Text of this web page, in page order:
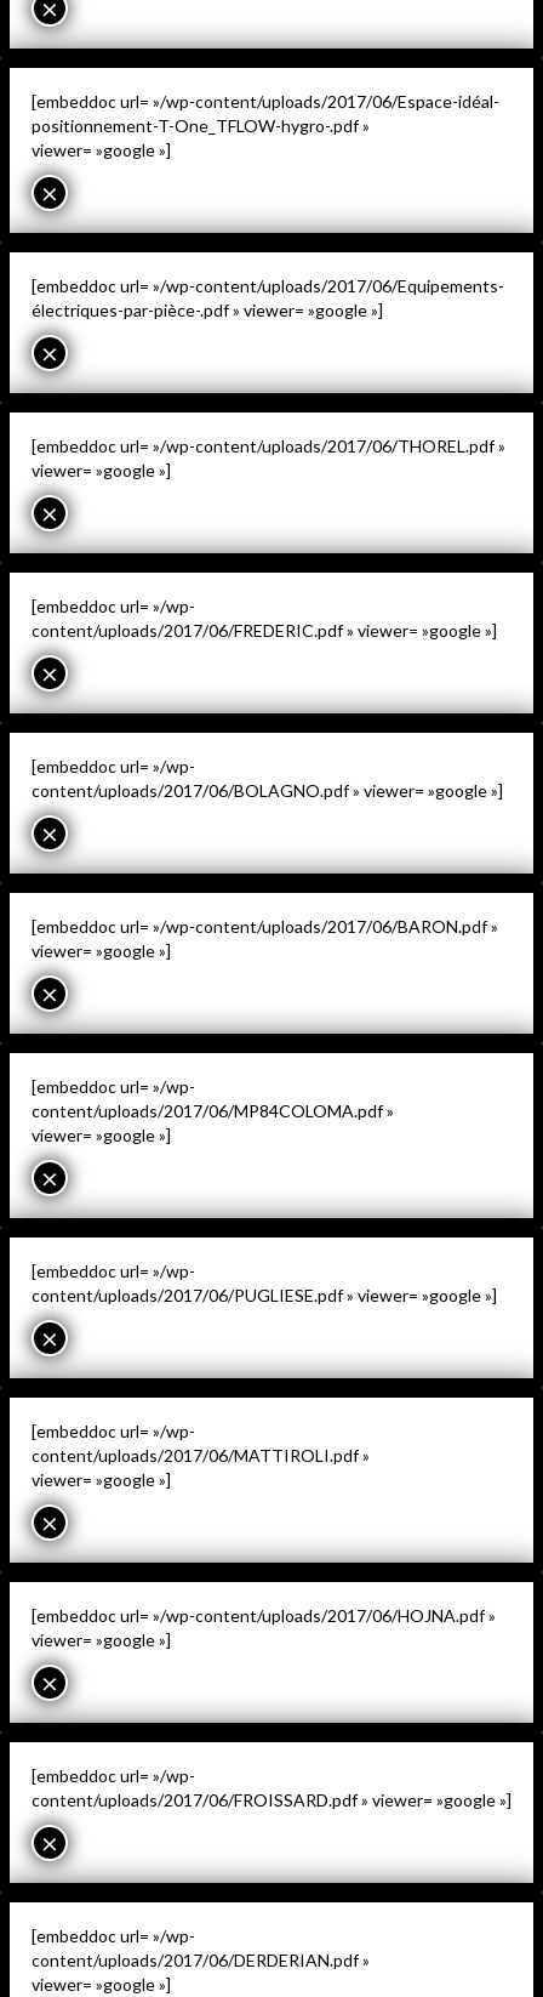
×
[embeddoc url= »/wp-content/uploads/2017/06/Espace-idéal-
positionnement-T-One_TFLOW-hygro-.pdf »
viewer= »google »]
×
[embeddoc url= »/wp-content/uploads/2017/06/Equipements-
électriques-par-pièce-.pdf » viewer= »google »]
×
[embeddoc url= »/wp-content/uploads/2017/06/THOREL.pdf »
viewer= »google »]
×
[embeddoc url= »/wp-
content/uploads/2017/06/FREDERIC.pdf » viewer= »google »]
×
[embeddoc url= »/wp-
content/uploads/2017/06/BOLAGNO.pdf » viewer= »google »]
×
[embeddoc url= »/wp-content/uploads/2017/06/BARON.pdf »
viewer= »google »]
×
[embeddoc url= »/wp-
content/uploads/2017/06/MP84COLOMA.pdf »
viewer= »google »]
×
[embeddoc url= »/wp-
content/uploads/2017/06/PUGLIESE.pdf » viewer= »google »]
×
[embeddoc url= »/wp-
content/uploads/2017/06/MATTIROLI.pdf »
viewer= »google »]
×
[embeddoc url= »/wp-content/uploads/2017/06/HOJNA.pdf »
viewer= »google »]
×
[embeddoc url= »/wp-
content/uploads/2017/06/FROISSARD.pdf » viewer= »google »]
×
[embeddoc url= »/wp-
content/uploads/2017/06/DERDERIAN.pdf »
viewer= »google »]